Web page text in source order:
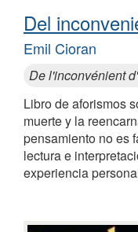
Del
Emil Cioran
De l'inconvénient
Libro de aforismos
muerte y la
pensamiento no es
lectura e
experiencia